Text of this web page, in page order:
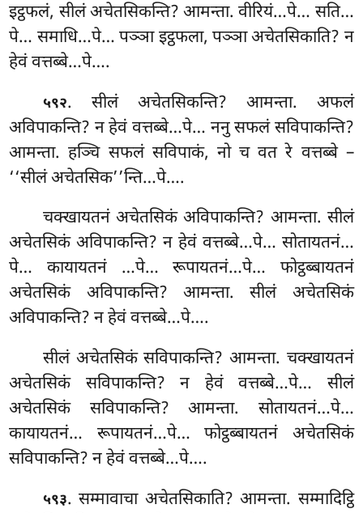
इट्ठफलं, सीलं अचेतसिकन्ति? आमन्ता. वीरियं…पे… सति…
पे… समाधि…पे… पञ्ञा इट्ठफला, पञ्ञा अचेतसिकाति? न
हेवं वत्तब्बे…पे….
५९२. सीलं अचेतसिकन्ति? आमन्ता. अफलं
अविपाकन्ति? न हेवं वत्तब्बे…पे… ननु सफलं सविपाकन्ति?
आमन्ता. हञ्चि सफलं सविपाकं, नो च वत रे वत्तब्बे –
‘‘सीलं अचेतसिक’’न्ति…पे….
चक्खायतनं अचेतसिकं अविपाकन्ति? आमन्ता. सीलं
अचेतसिकं अविपाकन्ति? न हेवं वत्तब्बे…पे… सोतायतनं…
पे… कायायतनं …पे… रूपायतनं…पे… फोट्ठब्बायतनं
अचेतसिकं अविपाकन्ति? आमन्ता. सीलं अचेतसिकं
अविपाकन्ति? न हेवं वत्तब्बे…पे….
सीलं अचेतसिकं सविपाकन्ति? आमन्ता. चक्खायतनं
अचेतसिकं सविपाकन्ति? न हेवं वत्तब्बे…पे… सीलं
अचेतसिकं सविपाकन्ति? आमन्ता. सोतायतनं…पे…
कायायतनं… रूपायतनं…पे… फोट्ठब्बायतनं अचेतसिकं
सविपाकन्ति? न हेवं वत्तब्बे…पे….
५९३. सम्मावाचा अचेतसिकाति? आमन्ता. सम्मादिट्ठि